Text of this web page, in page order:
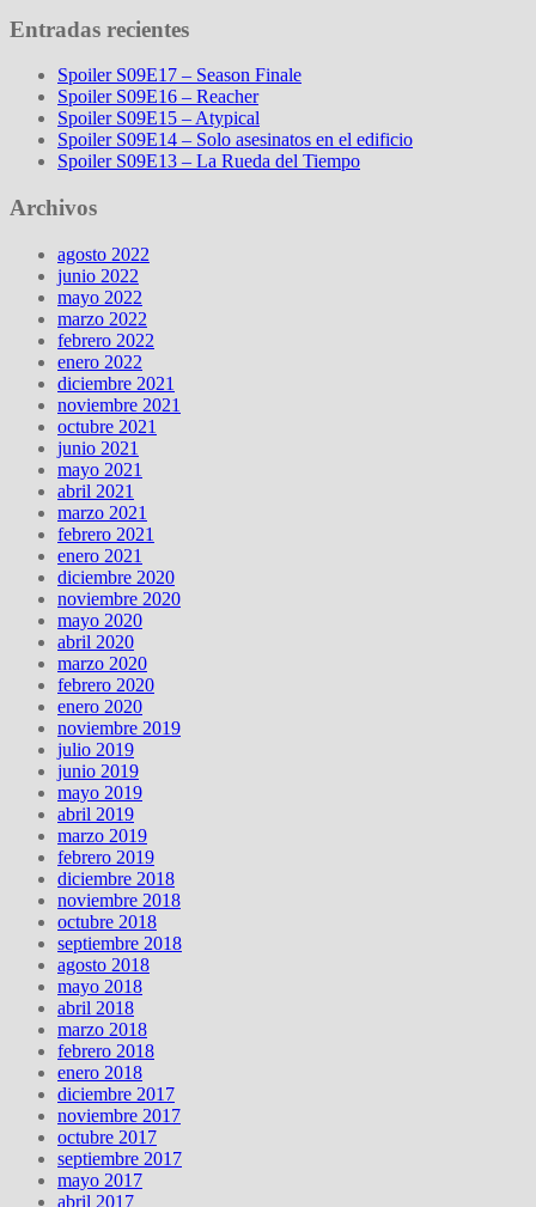
Entradas recientes
Spoiler S09E17 – Season Finale
Spoiler S09E16 – Reacher
Spoiler S09E15 – Atypical
Spoiler S09E14 – Solo asesinatos en el edificio
Spoiler S09E13 – La Rueda del Tiempo
Archivos
agosto 2022
junio 2022
mayo 2022
marzo 2022
febrero 2022
enero 2022
diciembre 2021
noviembre 2021
octubre 2021
junio 2021
mayo 2021
abril 2021
marzo 2021
febrero 2021
enero 2021
diciembre 2020
noviembre 2020
mayo 2020
abril 2020
marzo 2020
febrero 2020
enero 2020
noviembre 2019
julio 2019
junio 2019
mayo 2019
abril 2019
marzo 2019
febrero 2019
diciembre 2018
noviembre 2018
octubre 2018
septiembre 2018
agosto 2018
mayo 2018
abril 2018
marzo 2018
febrero 2018
enero 2018
diciembre 2017
noviembre 2017
octubre 2017
septiembre 2017
mayo 2017
abril 2017